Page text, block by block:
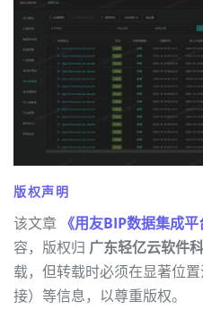
版权声明
该文章 《用友BIP数据集成
容，版权归 广东轻亿云软件
载，但转载时必须在显著位
接）等信息，以尊重版权。